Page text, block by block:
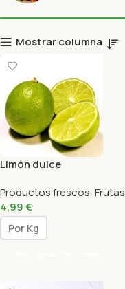
Mostrar columna
Limón dulce
Productos frescos, Frutas
4,99€
Por Kg